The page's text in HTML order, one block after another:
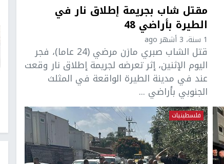
مقتل شاب بجريمة إطلاق نار في
الطيرة بأراضي 48
1 سنة، 3 أشهر ago
قتل الشاب صبري مازن مرضي (24 عاما)، فجر
اليوم الإثنين، إثر تعرضه لجريمة إطلاق نار وقعت
عند في مدينة الطيرة الواقعة في المثلث
الجنوبي بأراضي ...
فلسطينيات